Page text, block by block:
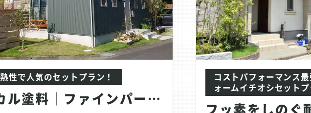
性で人気のセットプラン！
ラジカル塗料｜ファインパーフェクトトップ、ファ...
コストパフォーマンス
ォームイチオシセットプ